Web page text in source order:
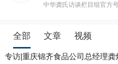
中华龚氏访谈栏目组官方
全部 文章 视频
专访|重庆锦齐食品公司总经理龚